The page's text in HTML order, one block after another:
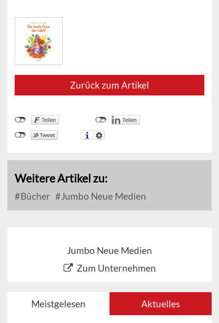
Zurück zum Artikel
Weitere Artikel zu:
Bücher Jumbo Neue Medien
Jumbo Neue Medien
Zum Unternehmen
Meistgelesen Aktuelles